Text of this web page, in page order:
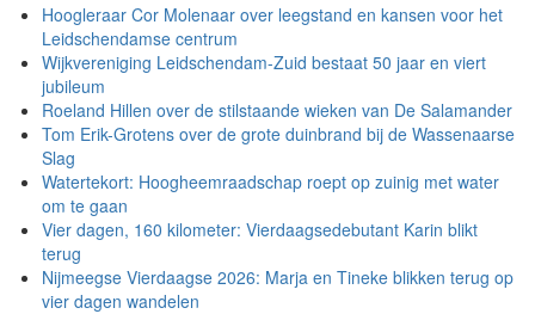
Hoogleraar Cor Molenaar over leegstand en kansen voor het
Leidschendamse centrum
Wijkvereniging Leidschendam-Zuid bestaat 50 jaar en viert
jubileum
Roeland Hillen over de stilstaande wieken van De Salamander
Tom Erik-Grotens over de grote duinbrand bij de Wassenaarse
Slag
Watertekort: Hoogheemraadschap roept op zuinig met water
om te gaan
Vier dagen, 160 kilometer: Vierdaagsedebutant Karin blikt
terug
Nijmeegse Vierdaagse 2026: Marja en Tineke blikken terug op
vier dagen wandelen